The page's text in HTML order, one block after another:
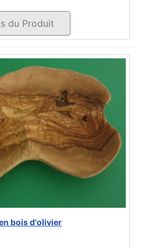
du Produit
bois d'olivier